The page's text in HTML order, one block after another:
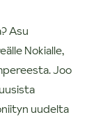
Asu
Nokialle,
Joo
uudelta